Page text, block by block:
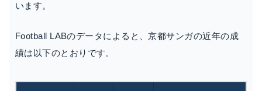
います。
Football LABのデータによると、京都サンガの近年の成
績は以下のとおりです。